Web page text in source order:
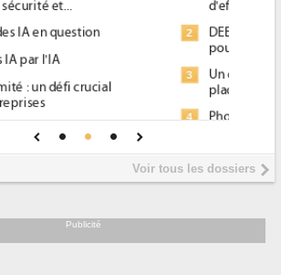
d'efficacité énergétique) ?
DEE, une pression administrative
Un outillage et des services déjà en
place pour répondre à...
Phocea DC dans les cordes pour la
Interview de Fabrice Coquio,
président de Digital Realty...
soutient les...
Voir tous les dossiers
Publicité